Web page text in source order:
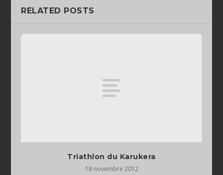
RELATED POSTS
Triathlon du Karukera
18 novembre 2012